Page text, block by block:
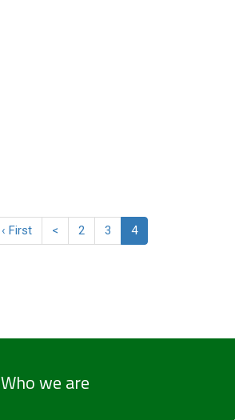
‹ First < 2 3 4
Who we are